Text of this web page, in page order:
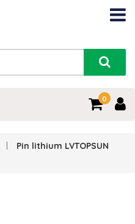
0
Pin lithium LVTOPSUN